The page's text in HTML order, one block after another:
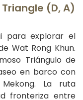
(D, A)
para explorar el
Wat Rong Khun.
Triángulo de
en barco con
La ruta
fronteriza entre